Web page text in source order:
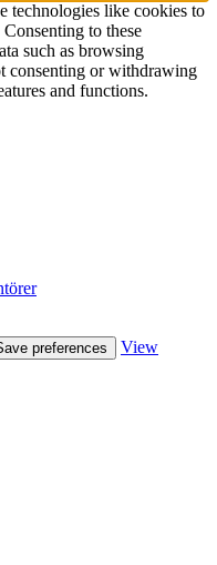
technologies like cookies to
to these
such as browsing
consenting or withdrawing
and functions.
preferences
View